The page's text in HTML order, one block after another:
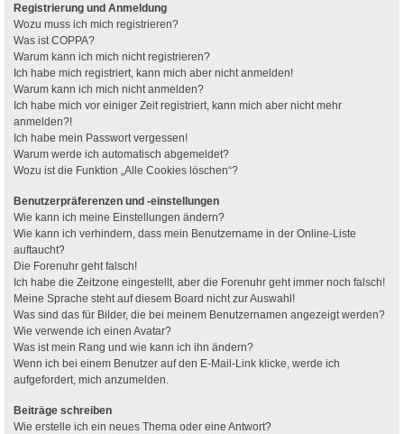
Registrierung und Anmeldung
Wozu muss ich mich registrieren?
Was ist COPPA?
Warum kann ich mich nicht registrieren?
Ich habe mich registriert, kann mich aber nicht anmelden!
Warum kann ich mich nicht anmelden?
Ich habe mich vor einiger Zeit registriert, kann mich aber nicht mehr
anmelden?!
Ich habe mein Passwort vergessen!
Warum werde ich automatisch abgemeldet?
Wozu ist die Funktion „Alle Cookies löschen“?
Benutzerpräferenzen und -einstellungen
Wie kann ich meine Einstellungen ändern?
Wie kann ich verhindern, dass mein Benutzername in der Online-Liste
auftaucht?
Die Forenuhr geht falsch!
Ich habe die Zeitzone eingestellt, aber die Forenuhr geht immer noch falsch!
Meine Sprache steht auf diesem Board nicht zur Auswahl!
Was sind das für Bilder, die bei meinem Benutzernamen angezeigt werden?
Wie verwende ich einen Avatar?
Was ist mein Rang und wie kann ich ihn ändern?
Wenn ich bei einem Benutzer auf den E-Mail-Link klicke, werde ich
aufgefordert, mich anzumelden.
Beiträge schreiben
Wie erstelle ich ein neues Thema oder eine Antwort?